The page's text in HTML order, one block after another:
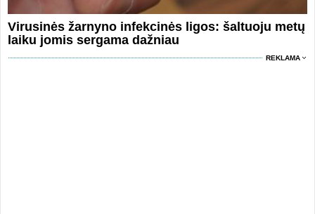
Virusinės žarnyno infekcinės ligos: šaltuoju metų
laiku jomis sergama dažniau
REKLAMA